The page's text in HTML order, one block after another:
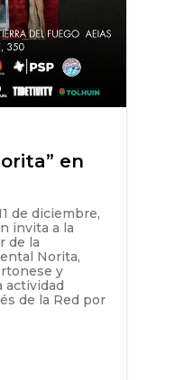
en
de diciembre,
invita a la
de la
Norita,
y
actividad
de la Red por